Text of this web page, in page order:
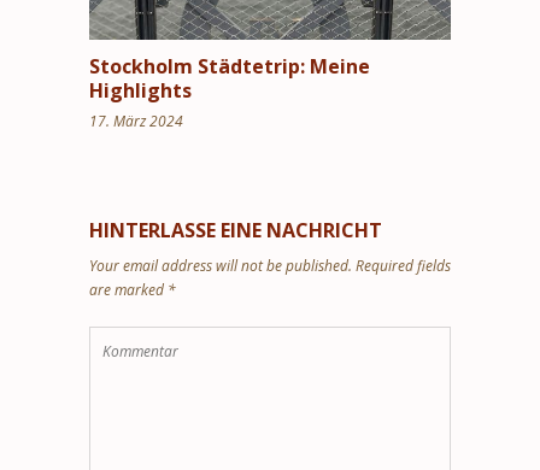
Stockholm Städtetrip: Meine
Highlights
17. März 2024
HINTERLASSE EINE NACHRICHT
Your email address will not be published. Required fields
are marked *